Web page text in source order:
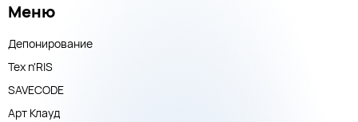
Меню
Депонирование
Тех n'RIS
SAVECODE
Арт Клауд